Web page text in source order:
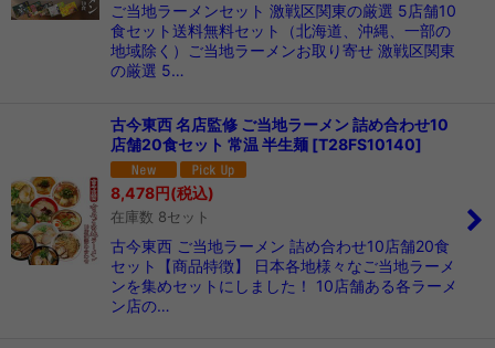
ご当地ラーメンセット 激戦区関東の厳選 5店舗10
食セット送料無料セット（北海道、沖縄、一部の
地域除く）ご当地ラーメンお取り寄せ 激戦区関東
の厳選 5…
古今東西 名店監修 ご当地ラーメン 詰め合わせ10
店舗20食セット 常温 半生麺 [T28FS10140]
8,478円(税込)
在庫数 8セット
古今東西 ご当地ラーメン 詰め合わせ10店舗20食
セット【商品特徴】 日本各地様々なご当地ラーメ
ンを集めセットにしました！ 10店舗ある各ラーメ
ン店の…